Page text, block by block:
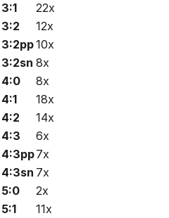
3:1
22x
3:2
12x
3:2pp10x
3:2sn 8x
4:0
8x
4:1
18x
4:2
14x
4:3
6x
4:3pp7x
4:3sn 7x
5:0
2x
5:1
11x